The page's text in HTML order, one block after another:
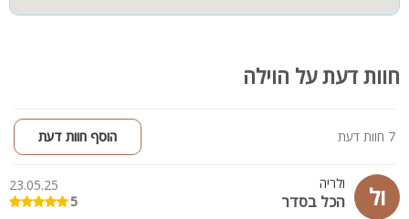
ושולחנות, טלוויזיה, תמי 4 ומיזוג אוויר
האירוח מתאים למשפחות, קבוצות גדולות, נופש זוגות, שבתות חתן,
אירועי משפחות, ימי הולדת, הצעות נישואין ועוד.
חוות דעת על הוילה
7 חוות דעת הוסף חוות דעת
ול ולריה
הכל בסדר
23.05.25
5